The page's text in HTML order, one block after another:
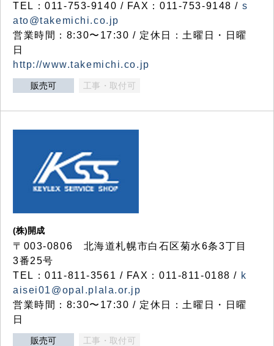
TEL：011-753-9140 / FAX：011-753-9148 / s
ato@takemichi.co.jp
営業時間：8:30〜17:30 / 定休日：土曜日・日曜
日
http://www.takemichi.co.jp
販売可 工事・取付可
(株)開成
〒003-0806 北海道札幌市白石区菊水6条3丁目
3番25号
TEL：011-811-3561 / FAX：011-811-0188 / k
aisei01@opal.plala.or.jp
営業時間：8:30〜17:30 / 定休日：土曜日・日曜
日
販売可 工事・取付可